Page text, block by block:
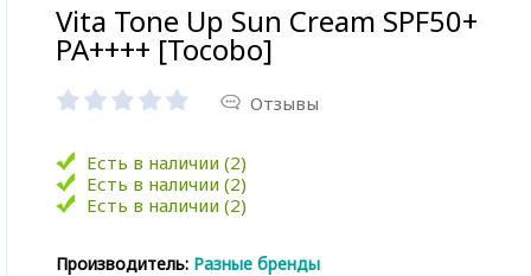
Vita Tone Up Sun Cream SPF50+
PA++++ [Tocobo]
Отзывы
Есть в наличии (2)
Есть в наличии (2)
Есть в наличии (2)
Производитель: Разные бренды